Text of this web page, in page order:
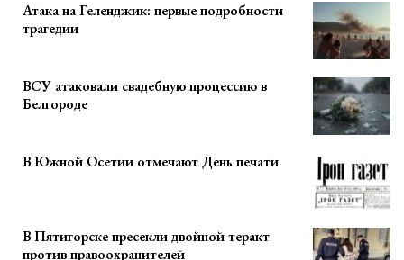
Атака на Геленджик: первые подробности
трагедии
ВСУ атаковали свадебную процессию в
Белгороде
В Южной Осетии отмечают День печати
В Пятигорске пресекли двойной теракт
против правоохранителей